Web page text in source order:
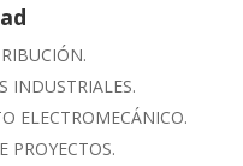
INDUSTRIALES.
ELECTROMECÁNICO.
PROYECTOS.